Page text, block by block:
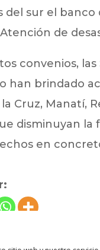
del sur el
de
convenios,
han brindado
Cruz, Manatí,
disminuyan la
en